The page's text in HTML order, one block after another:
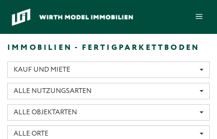
Inhalt
springen
IMMOBILIEN - FERTIGPARKETTBODEN
KAUF UND MIETE
ALLE NUTZUNGSARTEN
ALLE OBJEKTARTEN
ALLE ORTE